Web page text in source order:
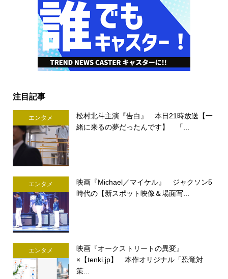
注目記事
エンタメ
松村北斗主演『告白』 本日21時放送【一
緒に来るの夢だったんです】 「...
エンタメ
映画『Michael／マイケル』 ジャクソン5
時代の【新スポット映像＆場面写...
エンタメ
映画『オークストリートの異変』
×【tenki.jp】 本作オリジナル「恐竜対
策...